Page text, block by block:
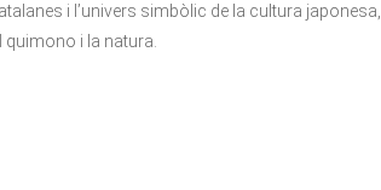
i l’univers simbòlic de la cultura japonesa,
quimono i la natura.